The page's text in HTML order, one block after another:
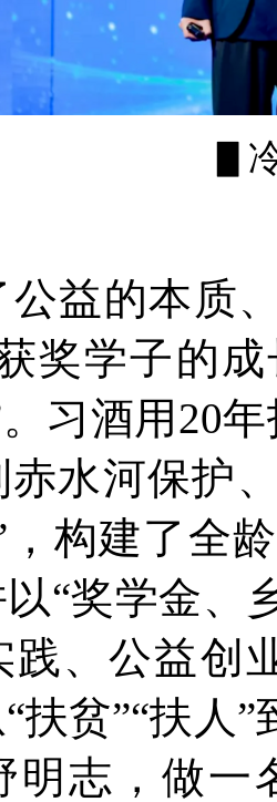
▋
益的本质
奖学子的
习酒用20
水河保护
，构建了全
“奖学金、
践、公益创
扶贫”“扶人
明志，做一